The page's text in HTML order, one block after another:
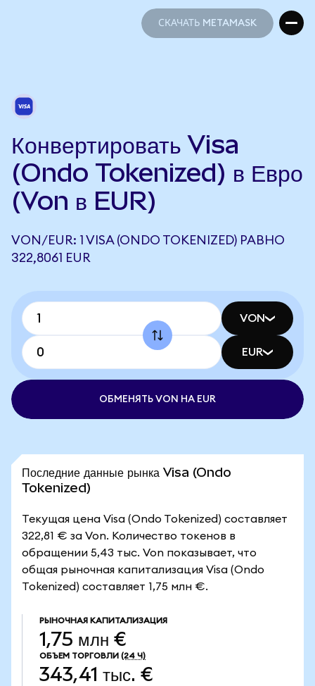
СКАЧАТЬ METAMASK
Конвертировать Visa
(Ondo Tokenized) в Евро
(Von в EUR)
VON/EUR: 1 VISA (ONDO TOKENIZED) РАВНО
322,8061 EUR
VON
EUR
ОБМЕНЯТЬ VON НА EUR
Последние данные рынка Visa (Ondo
Tokenized)
Текущая цена Visa (Ondo Tokenized) составляет
322,81 € за Von. Количество токенов в
обращении 5,43 тыс. Von показывает, что
общая рыночная капитализация Visa (Ondo
Tokenized) составляет 1,75 млн €.
РЫНОЧНАЯ КАПИТАЛИЗАЦИЯ
1,75 млн €
ОБЪЕМ ТОРГОВЛИ (24 Ч)
343,41 тыс. €